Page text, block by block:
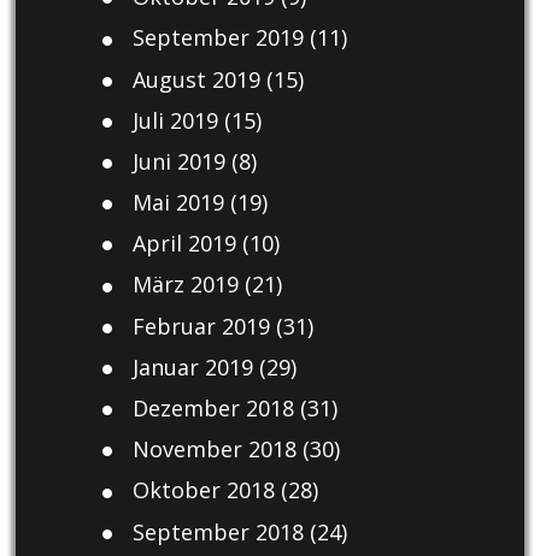
September 2019(11)
August 2019(15)
Juli 2019(15)
Juni 2019(8)
Mai 2019(19)
April 2019(10)
März 2019(21)
Februar 2019(31)
Januar 2019(29)
Dezember 2018(31)
November 2018(30)
Oktober 2018(28)
September 2018(24)